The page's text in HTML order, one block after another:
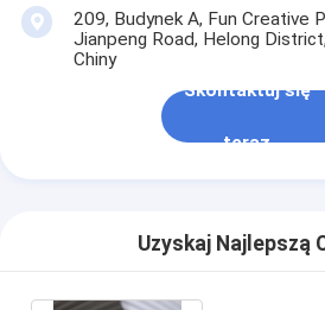
209, Budynek A, Fun Creative
Jianpeng Road, Helong
Chiny
Skontaktuj się
teraz
Uzyskaj Najlepszą